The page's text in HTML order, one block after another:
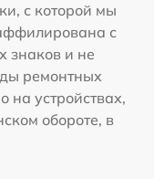
с которой мы
с
знаков и не
ремонтных
на устройствах,
обороте, в